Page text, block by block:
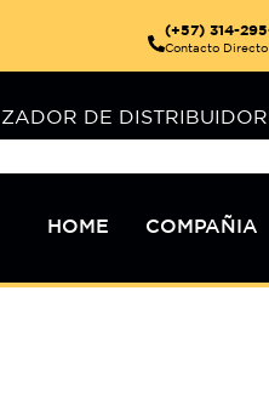
(+57) 314-
Contacto Directo
DE
HOME COMPAÑIA